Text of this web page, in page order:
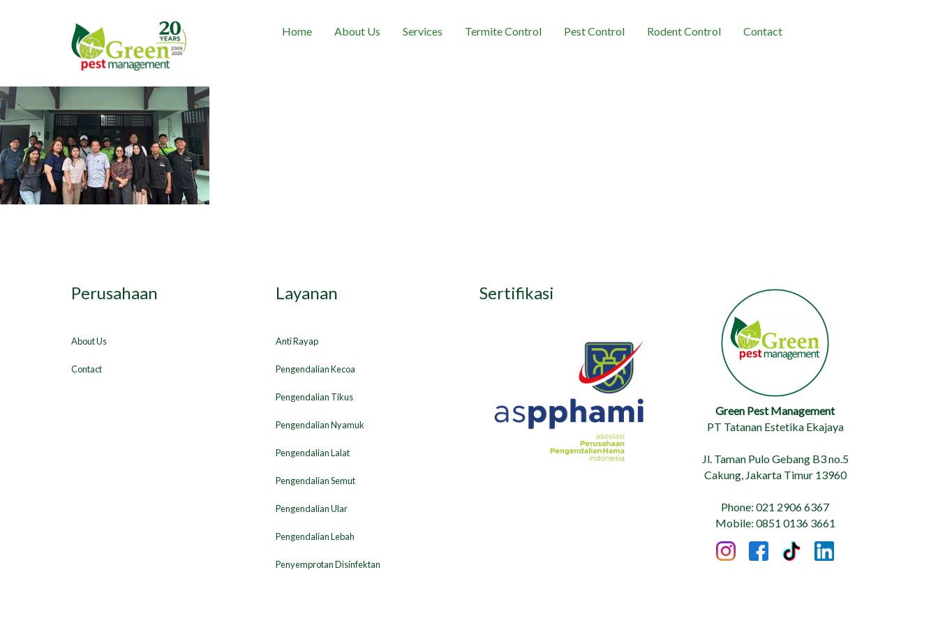
Home About Us Services Termite Control Pest Control Rodent Control Contact
Perusahaan
About Us
Contact
Layanan
Anti Rayap
Pengendalian Kecoa
Pengendalian Tikus
Pengendalian Nyamuk
Pengendalian Lalat
Pengendalian Semut
Pengendalian Ular
Pengendalian Lebah
Penyemprotan Disinfektan
Sertifikasi
Green Pest Management
PT Tatanan Estetika Ekajaya
Jl. Taman Pulo Gebang B3 no.5
Cakung, Jakarta Timur 13960
Phone: 021 2906 6367
Mobile: 0851 0136 3661